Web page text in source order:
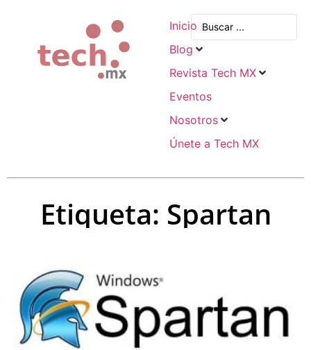
Inicio
Blog
Revista Tech MX
Eventos
Nosotros
Únete a Tech MX
Etiqueta: Spartan